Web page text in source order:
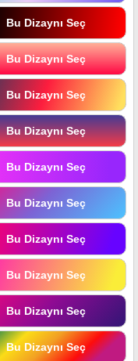
Bu Dizaynı Seç
Bu Dizaynı Seç
Bu Dizaynı Seç
Bu Dizaynı Seç
Bu Dizaynı Seç
Bu Dizaynı Seç
Bu Dizaynı Seç
Bu Dizaynı Seç
Bu Dizaynı Seç
Bu Dizaynı Seç